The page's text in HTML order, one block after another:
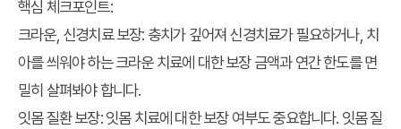
핵심 체크포인트:
크라운, 신경치료 보장: 충치가 깊어져 신경치료가 필요하거나, 치
아를 씌워야 하는 크라운 치료에 대한 보장 금액과 연간 한도를 면
밀히 살펴봐야 합니다.
잇몸 질환 보장: 잇몸 치료에 대한 보장 여부도 중요합니다. 잇몸 질